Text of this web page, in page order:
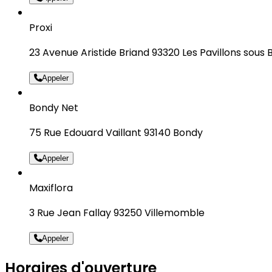
Proxi
23 Avenue Aristide Briand 93320 Les Pavillons sous
Appeler
Bondy Net
75 Rue Edouard Vaillant 93140 Bondy
Appeler
Maxiflora
3 Rue Jean Fallay 93250 Villemomble
Appeler
Horaires d'ouverture